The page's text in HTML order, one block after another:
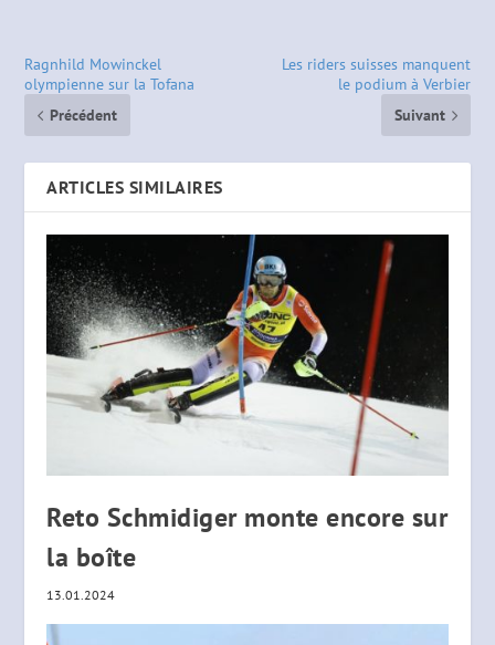
Ragnhild Mowinckel
olympienne sur la Tofana
Précédent
Les riders suisses manquent
le podium à Verbier
Suivant
ARTICLES SIMILAIRES
Reto Schmidiger monte encore sur
la boîte
13.01.2024